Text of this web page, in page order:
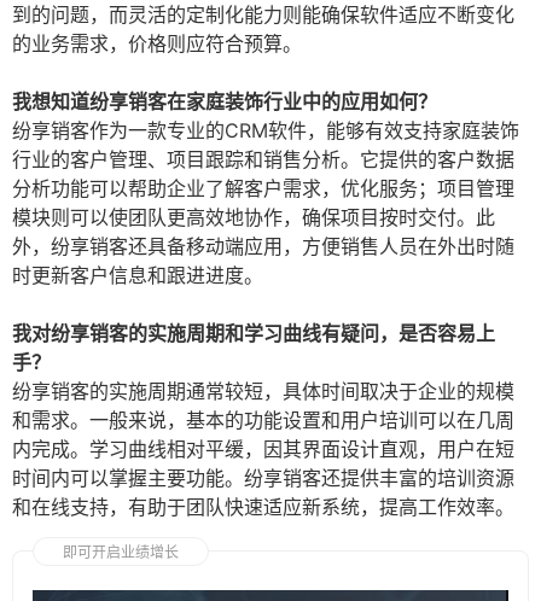
到的问题，而灵活的定制化能力则能确保软件适应不断变化
的业务需求，价格则应符合预算。
我想知道纷享销客在家庭装饰行业中的应用如何？
纷享销客作为一款专业的CRM软件，能够有效支持家庭装饰
行业的客户管理、项目跟踪和销售分析。它提供的客户数据
分析功能可以帮助企业了解客户需求，优化服务；项目管理
模块则可以使团队更高效地协作，确保项目按时交付。此
外，纷享销客还具备移动端应用，方便销售人员在外出时随
时更新客户信息和跟进进度。
我对纷享销客的实施周期和学习曲线有疑问，是否容易上
手？
纷享销客的实施周期通常较短，具体时间取决于企业的规模
和需求。一般来说，基本的功能设置和用户培训可以在几周
内完成。学习曲线相对平缓，因其界面设计直观，用户在短
时间内可以掌握主要功能。纷享销客还提供丰富的培训资源
和在线支持，有助于团队快速适应新系统，提高工作效率。
即可开启业绩增长